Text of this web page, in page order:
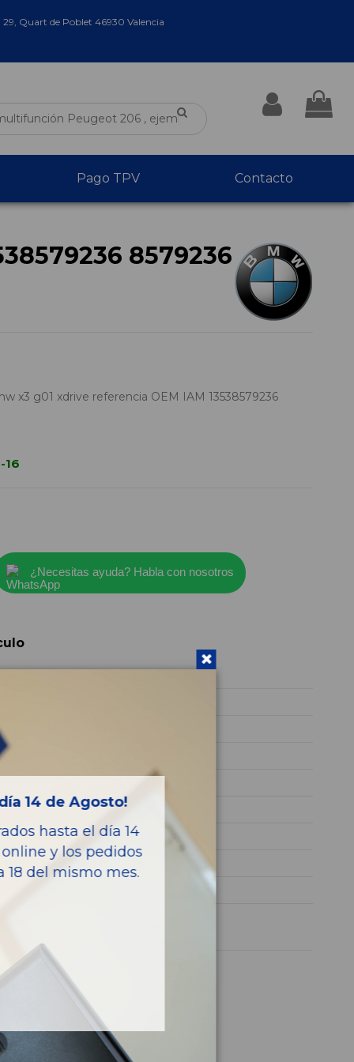
29, Quart de Poblet 46930 Valencia
Pago TPV Contacto
8579236
x3 g01 xdrive referencia OEM IAM 13538579236
16
¿Necesitas ayuda? Habla con nosotros
G01 XDRIVE
190CV 140KW
8579236
14 de Agosto!
hasta el día 14
y los pedidos
del mismo mes.